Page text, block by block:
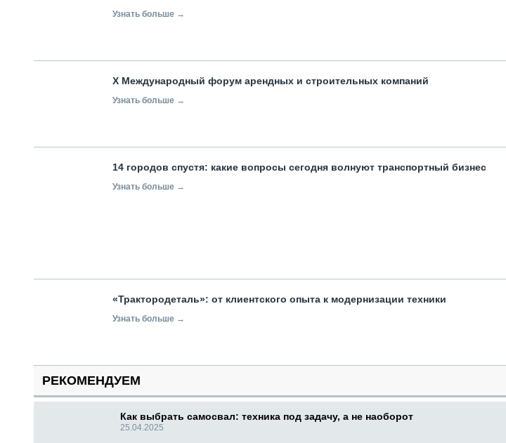
Узнать больше →
X Международный форум арендных и строительных компаний
Узнать больше →
14 городов спустя: какие вопросы сегодня волнуют транспортный бизнес
Узнать больше →
«Трактородеталь»: от клиентского опыта к модернизации техники
Узнать больше →
РЕКОМЕНДУЕМ
Как выбрать самосвал: техника под задачу, а не наоборот
25.04.2025